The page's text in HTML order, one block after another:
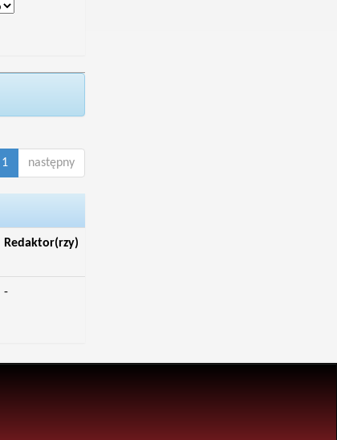
1 następny
Redaktor(rzy)
-